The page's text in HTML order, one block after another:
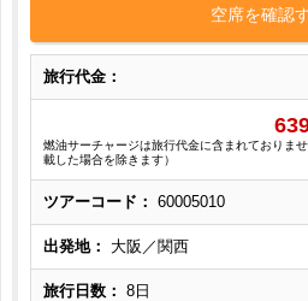
空席を確認
旅行代金：
燃油サーチャージは旅行代金に含まれておりま
載した場合を除きます）
ツアーコード： 60005010
出発地： 大阪／関西
旅行日数： 8日